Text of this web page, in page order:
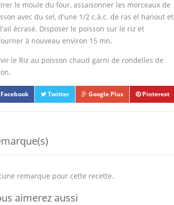
le moule du four, assaisonner les morceaux de
avec du sel, d'une 1/2 c.à.c. de ras el hanout et
écrasé. Disposer le poisson sur le riz et
à nouveau environ 15 mn.
le Riz au poisson chaud garni de rondelles de
Facebook Twitter Google Plus Pinterest
remarque pour cette recette.
aimerez aussi